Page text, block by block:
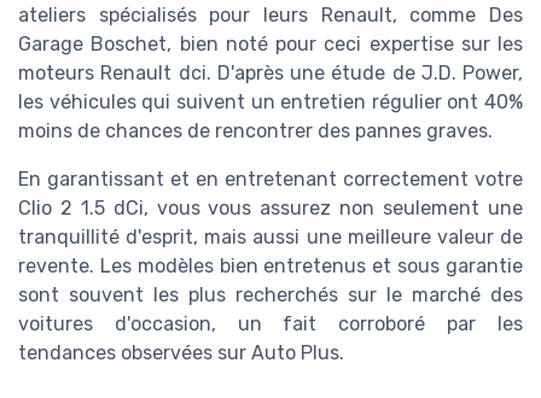
ateliers spécialisés pour leurs Renault, comme Des
Garage Boschet, bien noté pour ceci expertise sur les
moteurs Renault dci. D'après une étude de J.D. Power,
les véhicules qui suivent un entretien régulier ont 40%
moins de chances de rencontrer des pannes graves.
En garantissant et en entretenant correctement votre
Clio 2 1.5 dCi, vous vous assurez non seulement une
tranquillité d'esprit, mais aussi une meilleure valeur de
revente. Les modèles bien entretenus et sous garantie
sont souvent les plus recherchés sur le marché des
voitures d'occasion, un fait corroboré par les
tendances observées sur Auto Plus.